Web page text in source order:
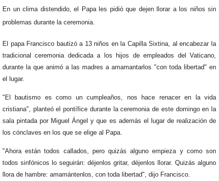
En un clima distendido, el Papa les pidió que dejen llorar a los niños sin
problemas durante la ceremonia.
El papa Francisco bautizó a 13 niños en la Capilla Sixtina, al encabezar la
tradicional ceremonia dedicada a los hijos de empleados del Vaticano,
durante la que animó a las madres a amamantarlos "con toda libertad" en
el lugar.
"El bautismo es como un cumpleaños, nos hace renacer en la vida
cristiana", planteó el pontífice durante la ceremonia de este domingo en la
sala pintada por Miguel Ángel y que es además el lugar de realización de
los cónclaves en los que se elige al Papa.
"Ahora están todos callados, pero quizás alguno empieza y como son
todos sinfónicos lo seguirán: déjenlos gritar, déjenlos llorar. Quizás alguno
llora de hambre: amamántenlos, con toda libertad", dijo Francisco.